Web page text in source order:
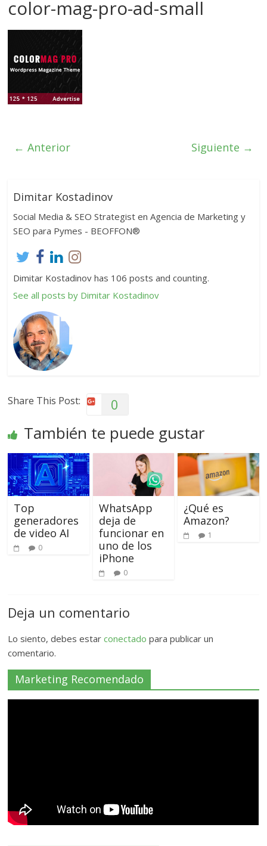
color-mag-pro-ad-small
← Anterior Siguiente →
Dimitar Kostadinov
Social Media & SEO Strategist en Agencia de Marketing y
SEO para Pymes - BEOFFON®
Dimitar Kostadinov has 106 posts and counting.
See all posts by Dimitar Kostadinov
Share This Post: 0
También te puede gustar
Top
generadores
de video AI
0
WhatsApp
deja de
funcionar en
uno de los
iPhone
0
¿Qué es
Amazon?
1
Deja un comentario
Lo siento, debes estarconectado para publicar un
comentario.
Marketing Recomendado